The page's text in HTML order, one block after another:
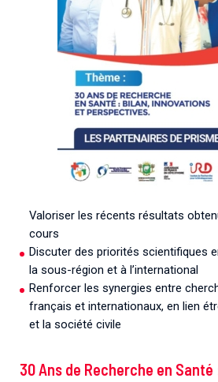
Valoriser les récents résultats
cours
Discuter des priorités scientifiques
la sous-région et à l’international
Renforcer les synergies entre
français et internationaux, en lien
et la société civile
30 Ans de Recherche en Santé